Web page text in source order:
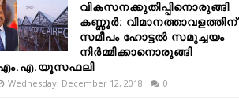
വികസനക്കുതിപ്പിനൊരുങ്ങി
കണ്ണൂർ: വിമാനത്താവളത്തിന്
സമീപം ഹോട്ടൽ സമുച്ചയം
നിർമ്മിക്കാനൊരുങ്ങി
Wednesday, December 12, 2018 0